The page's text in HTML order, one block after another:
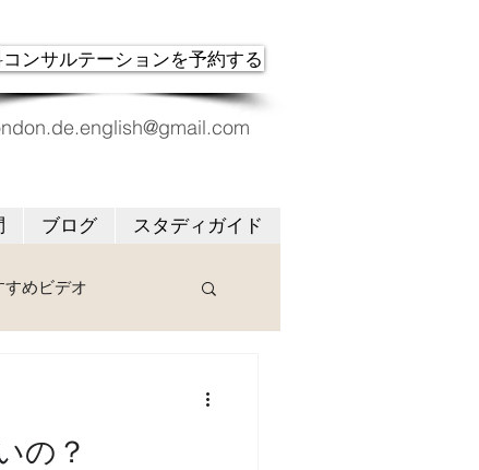
ンサルテーションを予約する
ブログ スタディガイド
すめビデオ
の？